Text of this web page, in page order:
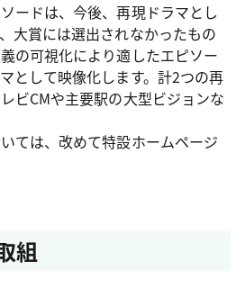
ードは、今後、再現ドラマとし
大賞には選出されなかったもの
の可視化により適したエピソー
として映像化します。計2つの再
ビCMや主要駅の大型ビジョンな
ては、改めて特設ホームページ
組